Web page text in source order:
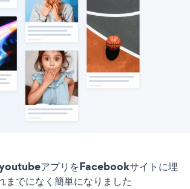
アプリをFacebookサイトに埋
までになく簡単になりました